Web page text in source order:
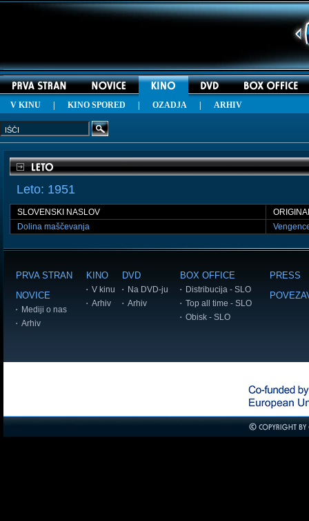
V KINU | KINO SPORED | OZADJA ARHIV
Leto: 1951
SLOVENSKI NASLOV
Dolina maščevanja
PRVA STRAN
NOVICE
Mediji o nas
Arhiv
KINO
V kinu
Arhiv
DVD
Na DVD-ju
Arhiv
BOX OFFICE
Distribucija - SLO
Top all time - SLO
Obisk - SLO
PRESS